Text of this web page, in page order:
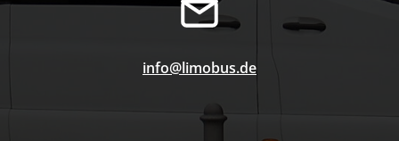
info@limobus.de